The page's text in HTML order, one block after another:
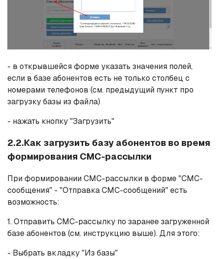
- в открывшейся форме указать значения полей,
если в базе абонентов есть не только столбец с
номерами телефонов (см. предыдущий пункт про
загрузку базы из файла)
- нажать кнопку "Загрузить"
2.2.Как загрузить базу абонентов во время
формирования СМС-рассылки
При формировании СМС-рассылки в форме "СМС-
сообщения" - "Отправка СМС-сообщений" есть
возможность:
1. Отправить СМС-рассылку по заранее загруженной
базе абонентов (см. инструкцию выше). Для этого:
- Выбрать вкладку "Из базы"